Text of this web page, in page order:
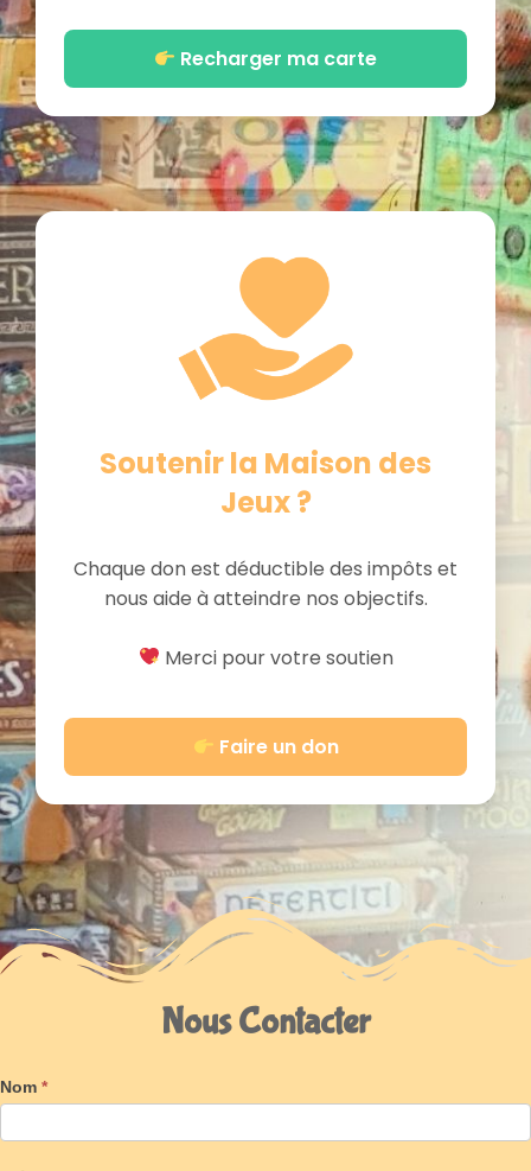
Recharger ma carte
Soutenir la Maison des
Jeux ?
Chaque don est déductible des impôts et
nous aide à atteindre nos objectifs.
Merci pour votre soutien
Faire un don
Nous Contacter
Nom *